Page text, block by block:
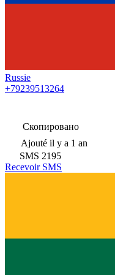
Russie
+79239513264
Скопировано
Ajouté il y a 1 an
SMS 2195
Recevoir SMS